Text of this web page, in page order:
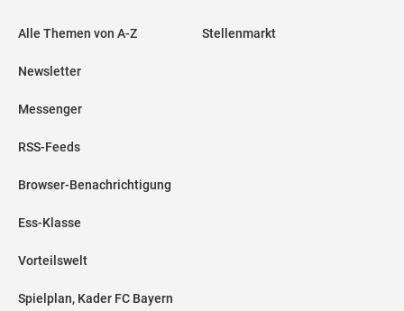
Alle Themen von A-Z
Newsletter
Messenger
RSS-Feeds
Browser-Benachrichtigung
Ess-Klasse
Vorteilswelt
Spielplan, Kader FC Bayern
Stellenmarkt